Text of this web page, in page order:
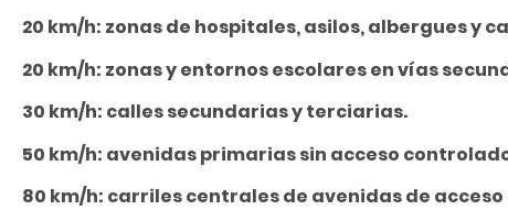
20 km/h: zonas de hospitales, asilos, albergues y
20 km/h: zonas y entornos escolares en vías
30 km/h: calles secundarias y terciarias.
50 km/h: avenidas primarias sin acceso
80 km/h: carriles centrales de avenidas de